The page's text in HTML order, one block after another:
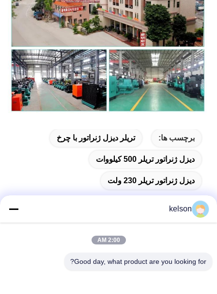
برچسب ها: تریلر دیزل ژنراتور با چرخ
دیزل ژنراتور تریلر 500 کیلووات
دیزل ژنراتور تریلر 230 ولت
آدرس
kelson
2:00 AM
Good day, what product are you looking for?